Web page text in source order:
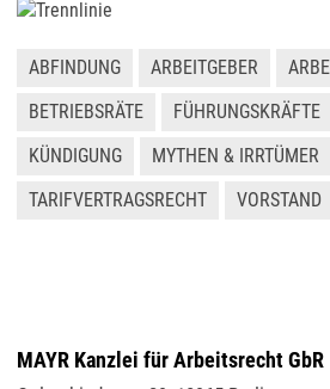
ABFINDUNG ARBEITGEBER
BETRIEBSRÄTE
FÜHRUNGSKRÄFTE
KÜNDIGUNG
MYTHEN & IRRTÜMER
TARIFVERTRAGSRECHT
VORSTAND
MAYR Kanzlei für Arbeitsrecht GbR